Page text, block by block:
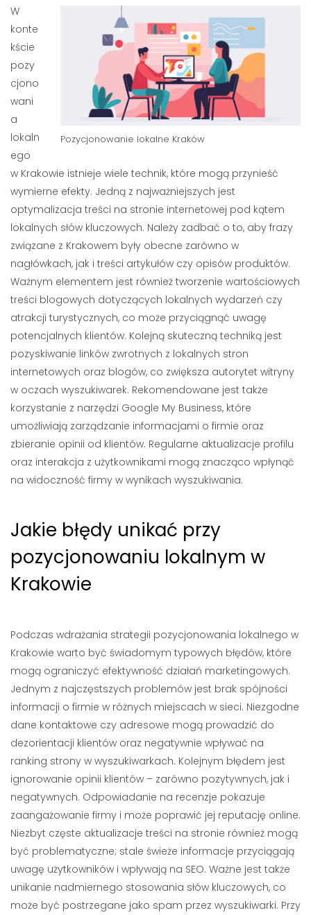
Pozycjonowanie lokalne Kraków
W
konte
kście
pozy
cjono
wani
a
lokaln
ego
w Krakowie istnieje wiele technik, które mogą przynieść
wymierne efekty. Jedną z najważniejszych jest
optymalizacja treści na stronie internetowej pod kątem
lokalnych słów kluczowych. Należy zadbać o to, aby frazy
związane z Krakowem były obecne zarówno w
nagłówkach, jak i treści artykułów czy opisów produktów.
Ważnym elementem jest również tworzenie wartościowych
treści blogowych dotyczących lokalnych wydarzeń czy
atrakcji turystycznych, co może przyciągnąć uwagę
potencjalnych klientów. Kolejną skuteczną techniką jest
pozyskiwanie linków zwrotnych z lokalnych stron
internetowych oraz blogów, co zwiększa autorytet witryny
w oczach wyszukiwarek. Rekomendowane jest także
korzystanie z narzędzi Google My Business, które
umożliwiają zarządzanie informacjami o firmie oraz
zbieranie opinii od klientów. Regularne aktualizacje profilu
oraz interakcja z użytkownikami mogą znacząco wpłynąć
na widoczność firmy w wynikach wyszukiwania.
Jakie błędy unikać przy
pozycjonowaniu lokalnym w
Krakowie
Podczas wdrażania strategii pozycjonowania lokalnego w
Krakowie warto być świadomym typowych błędów, które
mogą ograniczyć efektywność działań marketingowych.
Jednym z najczęstszych problemów jest brak spójności
informacji o firmie w różnych miejscach w sieci. Niezgodne
dane kontaktowe czy adresowe mogą prowadzić do
dezorientacji klientów oraz negatywnie wpływać na
ranking strony w wyszukiwarkach. Kolejnym błędem jest
ignorowanie opinii klientów – zarówno pozytywnych, jak i
negatywnych. Odpowiadanie na recenzje pokazuje
zaangażowanie firmy i może poprawić jej reputację online.
Niezbyt częste aktualizacje treści na stronie również mogą
być problematyczne; stale świeże informacje przyciągają
uwagę użytkowników i wpływają na SEO. Ważne jest także
unikanie nadmiernego stosowania słów kluczowych, co
może być postrzegane jako spam przez wyszukiwarki. Przy